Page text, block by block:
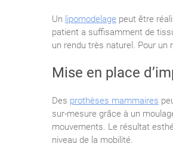
Un lipomodelage peut être
patient a suffisamment de
un rendu très naturel. Pour
Mise en place
Des prothèses mammaires
sur-mesure grâce à un
mouvements. Le résultat
niveau de la mobilité.